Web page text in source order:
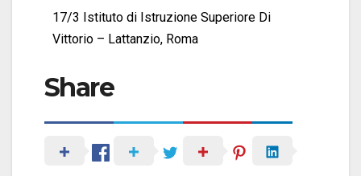
17/3 Istituto di Istruzione Superiore Di
Vittorio – Lattanzio, Roma
Share